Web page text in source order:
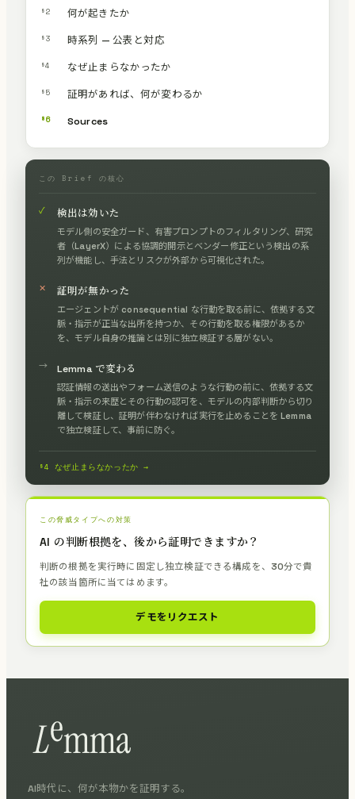
§2 何が起きたか
§3 時系列 — 公表と対応
§4 なぜ止まらなかったか
§5 証明があれば、何が変わるか
§6 Sources
この Brief の核心
✓ 検出は効いた
モデル側の安全ガード、有害プロンプトのフィルタリング、研究
者（LayerX）による協調的開示とベンダー修正という検出の系
列が機能し、手法とリスクが外部から可視化された。
✕ 証明が無かった
エージェントが consequential な行動を取る前に、依拠する文
脈・指示が正当な出所を持つか、その行動を取る権限があるか
を、モデル自身の推論とは別に独立検証する層がない。
→ Lemma で変わる
認証情報の送出やフォーム送信のような行動の前に、依拠する文
脈・指示の来歴とその行動の認可を、モデルの内部判断から切り
離して検証し、証明が伴わなければ実行を止めることを Lemma
で独立検証して、事前に防ぐ。
§4 なぜ止まらなかったか →
この脅威タイプへの対策
AI の判断根拠を、後から証明できますか？
判断の根拠を実行時に固定し独立検証できる構成を、30分で貴
社の該当箇所に当てはめます。
デモをリクエスト
AI時代に、何が本物かを証明する。